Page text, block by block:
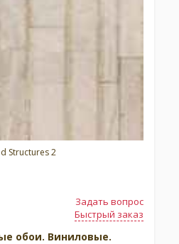
Structures 2
Задать вопрос
Быстрый заказ
обои. Виниловые.